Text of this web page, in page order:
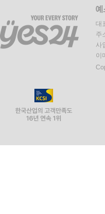
대
주
사
이